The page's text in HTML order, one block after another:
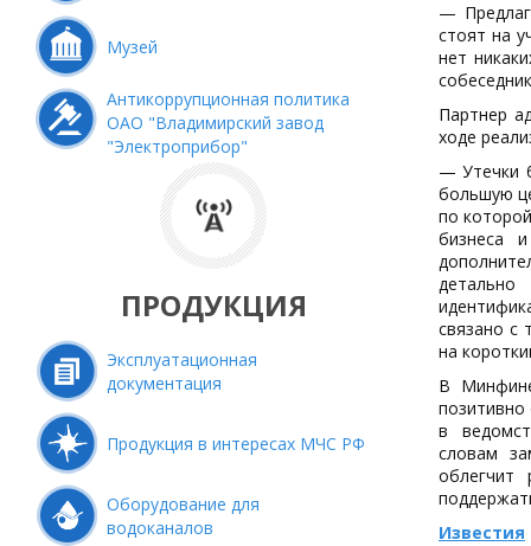
Музей
Антикоррупционная политика
ОАО "Владимирский завод
"Электроприбор"
ПРОДУКЦИЯ
Эксплуатационная
документация
Продукция в интересах МЧС РФ
Оборудование для
водоканалов
—
стоят на
нет
Партнер
ходе
— Утечки
большую
по
бизнеса
связано с
на
В
в
словам
Известия